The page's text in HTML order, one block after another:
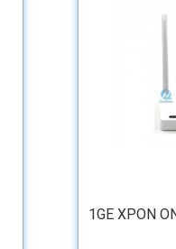
1GE XPON